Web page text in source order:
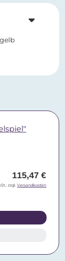
115,47 €
zzgl.Versandkosten